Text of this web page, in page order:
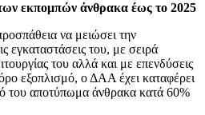
εκπομπών άνθρακα έως το 2025
να μειώσει την
εγκαταστάσεις του, με σειρά
του αλλά και με επενδύσεις
εξοπλισμό, ο ΔΑΑ έχει καταφέρει
του αποτύπωμα άνθρακα κατά 60%